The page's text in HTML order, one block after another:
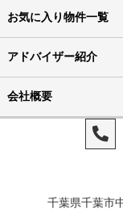
お気に入り物件一覧
アドバイザー紹介
会社概要
千葉県千葉市